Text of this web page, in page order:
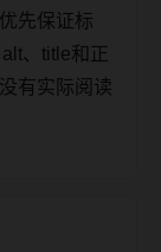
先保证标
、title和正
有实际阅读